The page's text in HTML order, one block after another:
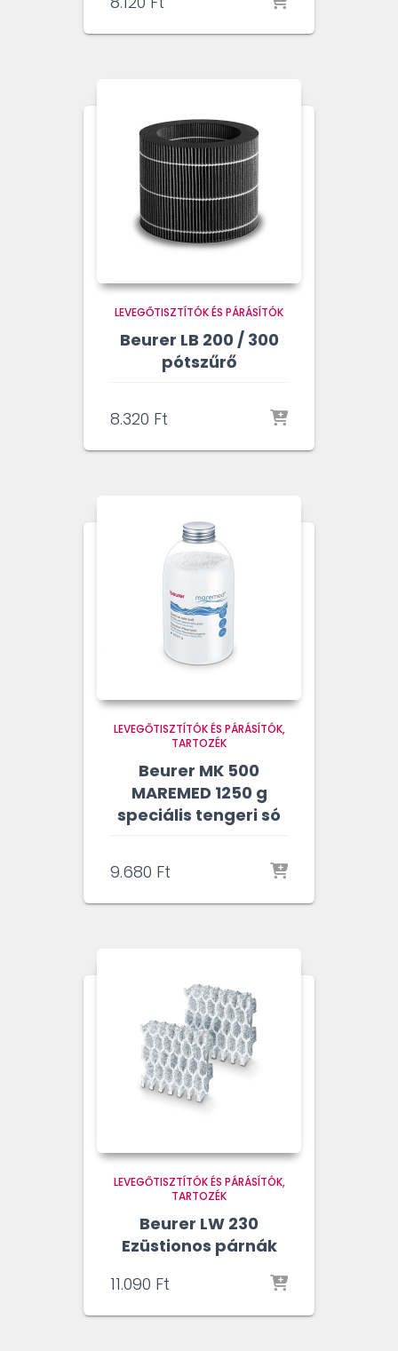
LEVEGŐTISZTÍTÓK ÉS PÁRÁSÍTÓK
Beurer LB 200 / 300
pótszűrő
8.320 Ft
LEVEGŐTISZTÍTÓK ÉS PÁRÁSÍTÓK
TARTOZÉK
Beurer MK 500
MAREMED 1250 g
speciális tengeri só
9.680 Ft
LEVEGŐTISZTÍTÓK ÉS PÁRÁSÍTÓK
TARTOZÉK
Beurer LW 230
Ezüstionos párnák
11.090 Ft